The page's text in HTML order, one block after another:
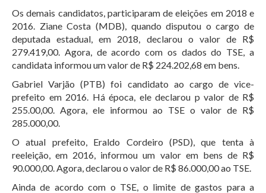
Os demais candidatos, participaram de eleições em 2018 e
2016. Ziane Costa (MDB), quando disputou o cargo de
deputada estadual, em 2018, declarou o valor de R$
279.419,00. Agora, de acordo com os dados do TSE, a
candidata informou um valor de R$ 224.202,68 em bens.
Gabriel Varjão (PTB) foi candidato ao cargo de vice-
prefeito em 2016. Há época, ele declarou p valor de R$
255.00,00. Agora, ele informou ao TSE o valor de R$
285.000,00.
O atual prefeito, Eraldo Cordeiro (PSD), que tenta à
reeleição, em 2016, informou um valor em bens de R$
90.000,00. Agora, declarou o valor de R$ 86.000,00 ao TSE.
Ainda de acordo com o TSE, o limite de gastos para a